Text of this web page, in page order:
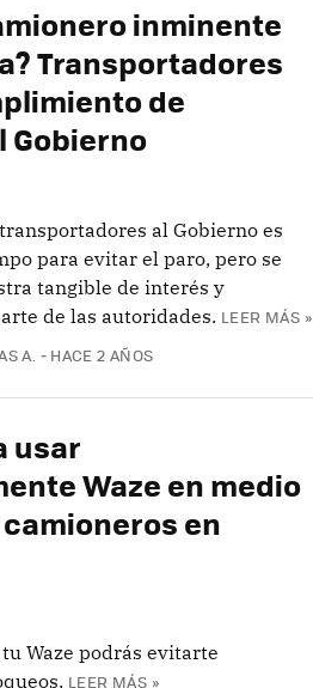
inminente
Transportadores
de
Gobierno
al Gobierno es
para evitar el paro, pero se
tangible de interés y
de las autoridades. LEER MÁS »
A. HACE 2 AÑOS
usar
Waze en medio
en
Waze podrás evitarte
LEER MÁS »